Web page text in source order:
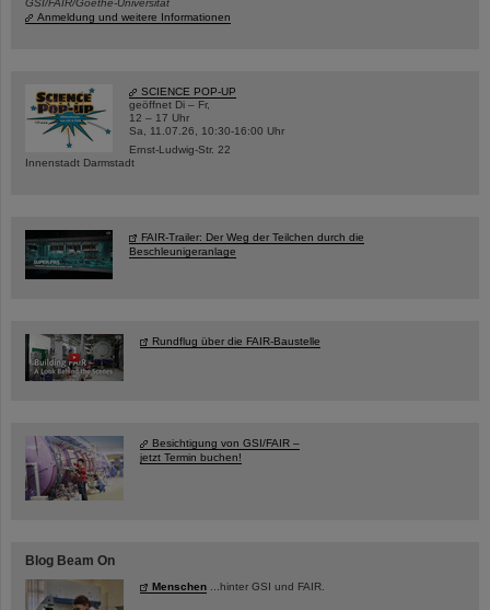
GSI/FAIR/Goethe-Universität
Anmeldung und weitere Informationen
SCIENCE POP-UP
geöffnet Di – Fr,
12 – 17 Uhr
Sa, 11.07.26, 10:30-16:00 Uhr
Ernst-Ludwig-Str. 22
Innenstadt Darmstadt
FAIR-Trailer: Der Weg der Teilchen durch die
Beschleunigeranlage
Rundflug über die FAIR-Baustelle
Besichtigung von GSI/FAIR –
jetzt Termin buchen!
Blog Beam On
Menschen ...hinter GSI und FAIR.